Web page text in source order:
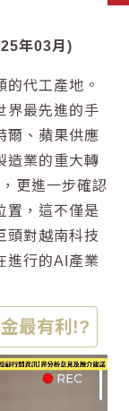
年03月)
代工產地。
界最先進的手
爾、蘋果供應
造業的重大轉
更進一步確認
置，這不僅是
頭對越南科技
進行的AI產業
最有利!?